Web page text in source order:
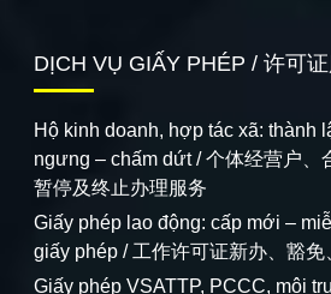
DỊCH VỤ GIẤY PHÉP / 许可
Hộ kinh doanh, hợp tác xã: thành
ngưng – chấm dứt / 个体经营户、
暂停及终止办理服务
Giấy phép lao động: cấp mới –
giấy phép / 工作许可证新办、豁免
Giấy phép VSATTP, PCCC, môi